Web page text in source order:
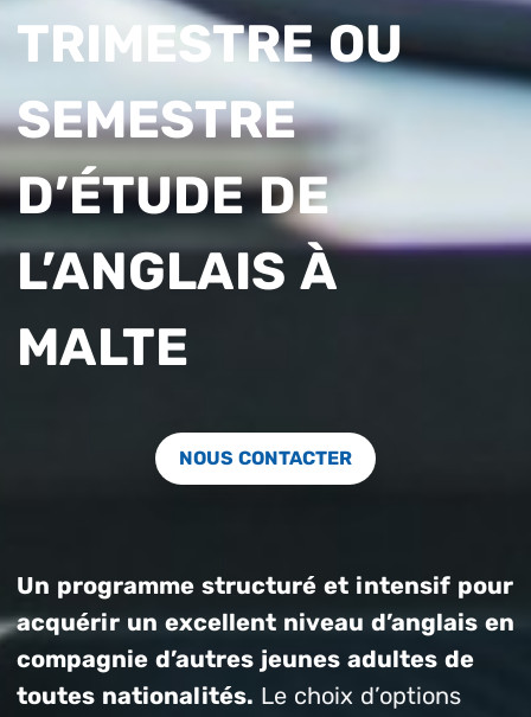
TRIMESTRE OU
SEMESTRE
D’ÉTUDE DE
L’ANGLAIS À
MALTE
NOUS CONTACTER
Un programme structuré et intensif pour
acquérir un excellent niveau d’anglais en
compagnie d’autres jeunes adultes de
toutes nationalités. Le choix d’options